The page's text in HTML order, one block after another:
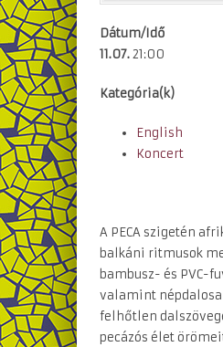
Dátum/Idő
11.07.21:00
Kategória(k)
English
Koncert
A PECA szigetén
balkáni ritmusok
bambusz- és PVC-
valamint
felhőtlen
pecázós élet